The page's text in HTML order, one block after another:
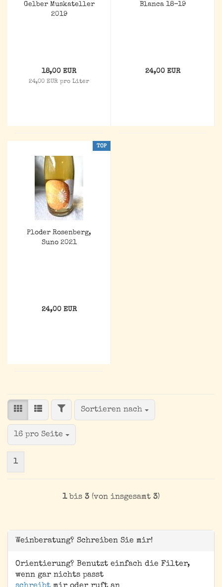
Gelber Muskateller
2019
18,00 EUR
24,00 EUR pro Liter
Blanca 18-19
24,00 EUR
TOP
Ploder Rosenberg,
Suno 2021
24,00 EUR
FILTERSortieren nach
Sortieren nach
16 pro Seite
pro Seite
1
1bis 3(von insgesamt 3)
Weinberatung? Schreiben Sie mir!
Orientierung? Benutzt einfach die Filter,
wenn gar nichts passt